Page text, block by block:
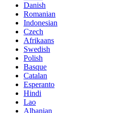
Danish
Romanian
Indonesian
Czech
Afrikaans
Swedish
Polish
Basque
Catalan
Esperanto
Hindi
Lao
Albanian